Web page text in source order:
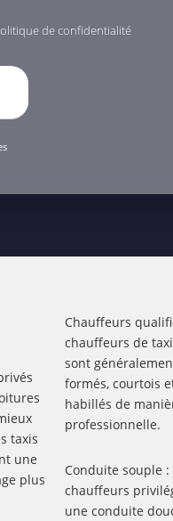
de confidentialité
taxis
une
plus
Chauffeurs
chauffeurs de
sont
formés, courtois
habillés de
professionnelle.
Conduite souple :
chauffeurs
une conduite